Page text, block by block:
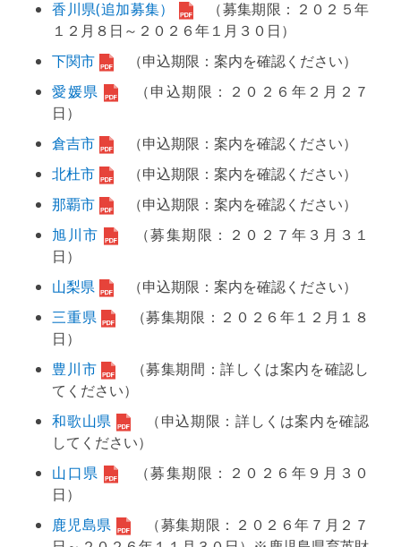
香川県(追加募集）
（募集期限：２０２５年
１２月８日～２０２６年１月３０日）
下関市
（申込期限：案内を確認ください）
愛媛県
（申込期限：２０２６年２月２７
日）
倉吉市
（申込期限：案内を確認ください）
北杜市
（申込期限：案内を確認ください）
那覇市
（申込期限：案内を確認ください）
旭川市
（募集期限：２０２７年３月３１
日）
山梨県
（申込期限：案内を確認ください）
三重県
（募集期限：２０２６年１２月１８
日）
豊川市
（募集期間：詳しくは案内を確認し
てください）
和歌山県
（申込期限：詳しくは案内を確認
してください）
山口県
（募集期限：２０２６年９月３０
日）
鹿児島県
（募集期限：２０２６年７月２７